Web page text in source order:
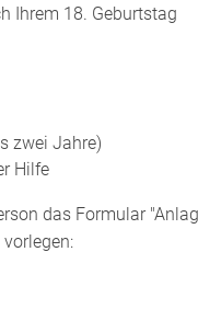
Ihrem 18. Geburtstag
zwei Jahre)
Hilfe
das Formular